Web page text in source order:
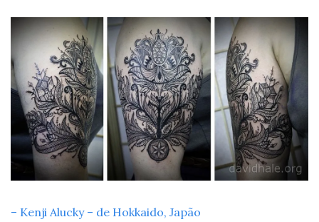
– Kenji Alucky – de Hokkaido, Japão